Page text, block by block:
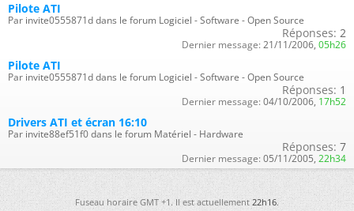
Pilote ATI
Par invite0555871d dans le forum Logiciel - Software - Open Source
Réponses: 2
Dernier message: 21/11/2006, 05h26
Pilote ATI
Par invite0555871d dans le forum Logiciel - Software - Open Source
Réponses: 1
Dernier message: 04/10/2006, 17h52
Drivers ATI et écran 16:10
Par invite88ef51f0 dans le forum Matériel - Hardware
Réponses: 7
Dernier message: 05/11/2005, 22h34
Fuseau horaire GMT +1. Il est actuellement22h16.